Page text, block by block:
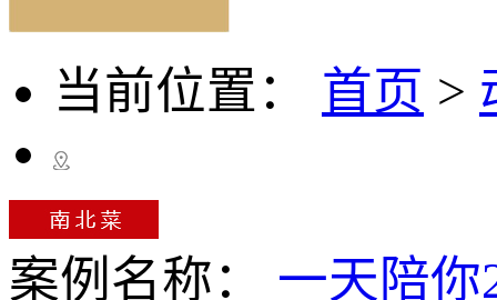
当前位置： 首页 >
案例名称：
一天陪你